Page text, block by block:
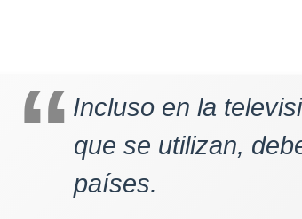
Incluso en la
que se utilizan,
países.